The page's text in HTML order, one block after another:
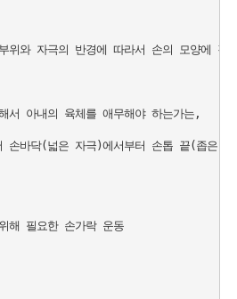
위와 자극의 반경에 따라서 손의 모양에
서 아내의 육체를 애무해야 하는가는,
손바닥(넓은 자극)에서부터 손톱 끝(좁은
해 필요한 손가락 운동